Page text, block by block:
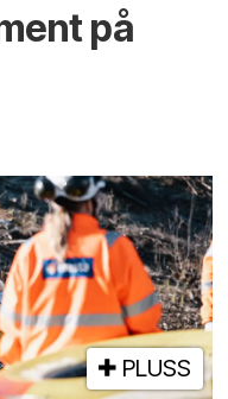
på
PLUSS